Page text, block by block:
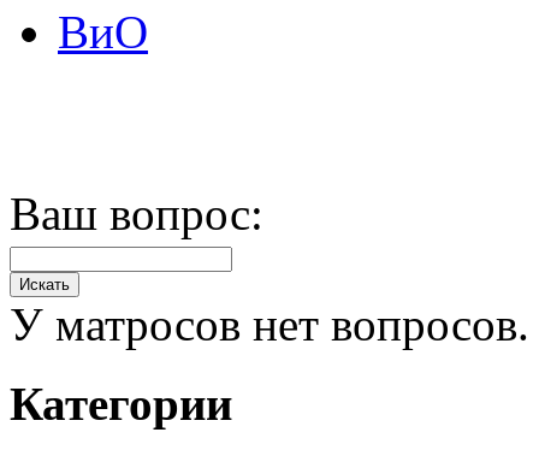
ВиО
Ваш вопрос:
У матросов нет вопросов.
Категории